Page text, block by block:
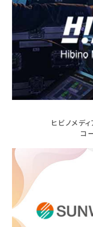
ヒビノメデ
コ